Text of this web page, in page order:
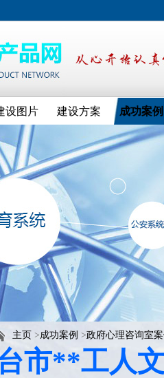
设图片 建设方案 成功案例
主页 >成功案例 >政府心理咨询室
市**工人